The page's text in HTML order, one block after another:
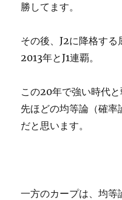
勝してます。
その後、J2に降格する
2013年とJ1連覇。
この20年で強い時代と
先ほどの均等論（確
だと思います。
一方のカープは、均等